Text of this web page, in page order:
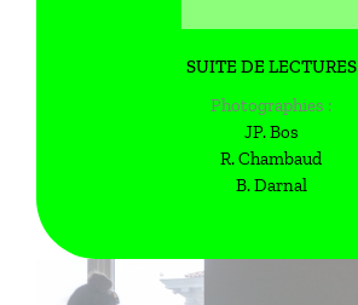
SUITE DE LECTURES
Photographies :
JP. Bos
R. Chambaud
B. Darnal